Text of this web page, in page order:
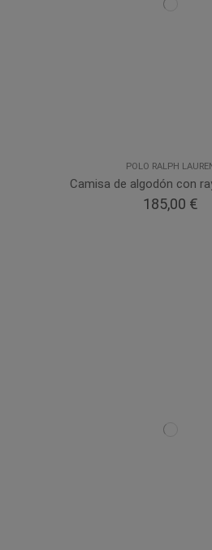
POLO RALPH
Camisa de algodón con
185,00 €